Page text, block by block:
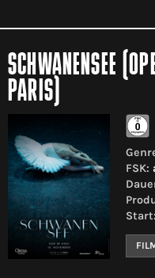
SCHWANENSEE
PARIS)
FSK:
Start: